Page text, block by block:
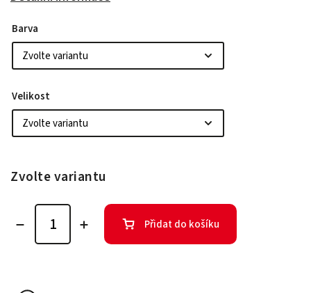
Barva
Velikost
Zvolte variantu
Přidat do košíku